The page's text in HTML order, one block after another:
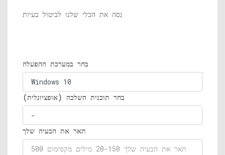
נסה את הכלי שלנו לביטול בעיות
בחר במערכת ההפעלה
בחר תוכנית השלכה (אופציונלית)
תאר את הבעיה שלך